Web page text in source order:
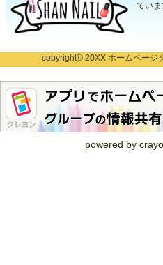
てい
copyright© 20XX ホームページ
powered by